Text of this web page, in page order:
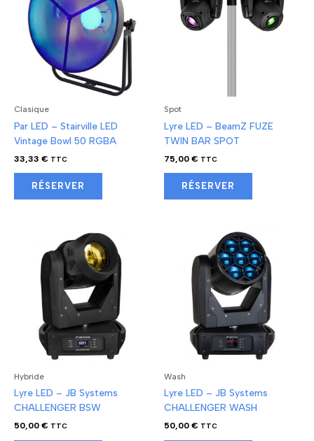
Clasique
Par LED – Stairville LED
Vintage Bowl 50 RGBA
33,33 € TTC
RÉSERVER
Spot
Lyre LED – BeamZ FUZE
TWIN BAR SPOT
75,00 € TTC
RÉSERVER
Hybride
Lyre LED – JB Systems
CHALLENGER BSW
50,00 € TTC
Wash
Lyre LED – JB Systems
CHALLENGER WASH
50,00 € TTC